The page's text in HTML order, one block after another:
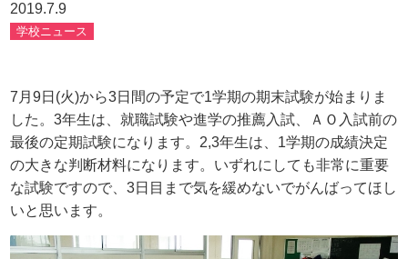
2019.7.9
学校ニュース
7月9日(火)から3日間の予定で1学期の期末試験が始まりま
した。3年生は、就職試験や進学の推薦入試、ＡＯ入試前の
最後の定期試験になります。2,3年生は、1学期の成績決定
の大きな判断材料になります。いずれにしても非常に重要
な試験ですので、3日目まで気を緩めないでがんばってほし
いと思います。